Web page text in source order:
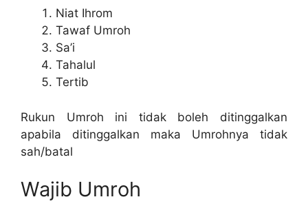
Niat Ihrom
Tawaf Umroh
Sa’i
Tahalul
Tertib
Rukun Umroh ini tidak boleh ditinggalkan
apabila ditinggalkan maka Umrohnya tidak
sah/batal
Wajib Umroh